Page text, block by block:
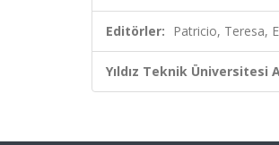
Editörler: Patricio, Teresa,
Yıldız Teknik Üniversitesi